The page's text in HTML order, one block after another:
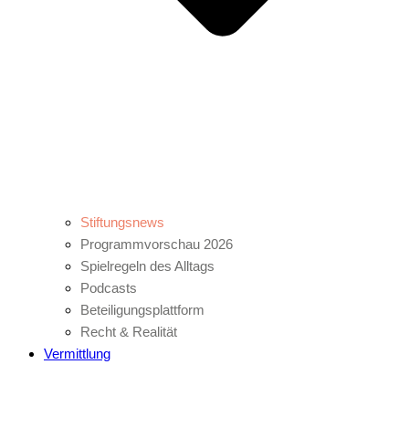
Stiftungsnews
Programmvorschau 2026
Spielregeln des Alltags
Podcasts
Beteiligungsplattform
Recht & Realität
Vermittlung